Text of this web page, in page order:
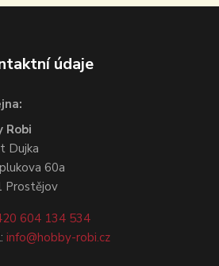
údaje
Robi
Dujka
60a
Prostějov
604 134 534
info@hobby-robi.cz